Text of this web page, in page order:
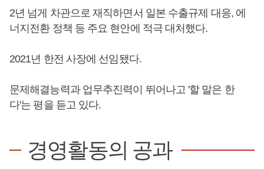
2년 넘게 차관으로 재직하면서 일본 수출규제 대응, 에
너지전환 정책 등 주요 현안에 적극 대처했다.
2021년 한전 사장에 선임됐다.
문제해결능력과 업무추진력이 뛰어나고 '할 말은 한
다'는 평을 듣고 있다.
경영활동의 공과